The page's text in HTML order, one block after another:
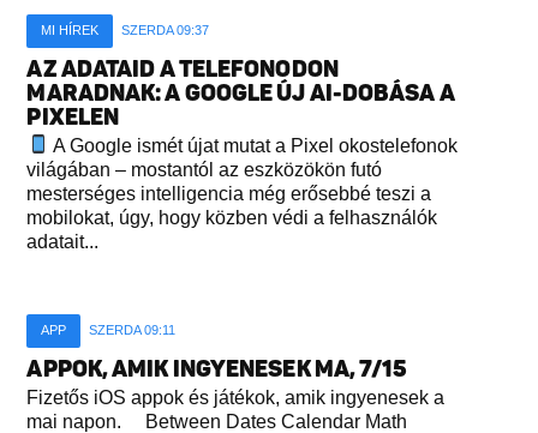
MI HÍREK SZERDA 09:37
AZ ADATAID A TELEFONODON
MARADNAK: A GOOGLE ÚJ AI-DOBÁSA A
PIXELEN
A Google ismét újat mutat a Pixel okostelefonok
világában – mostantól az eszközökön futó
mesterséges intelligencia még erősebbé teszi a
mobilokat, úgy, hogy közben védi a felhasználók
adatait...
APP SZERDA 09:11
APPOK, AMIK INGYENESEK MA, 7/15
Fizetős iOS appok és játékok, amik ingyenesek a
mai napon. Between Dates Calendar Math